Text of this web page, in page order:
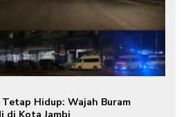
Hidup: Wajah Buram